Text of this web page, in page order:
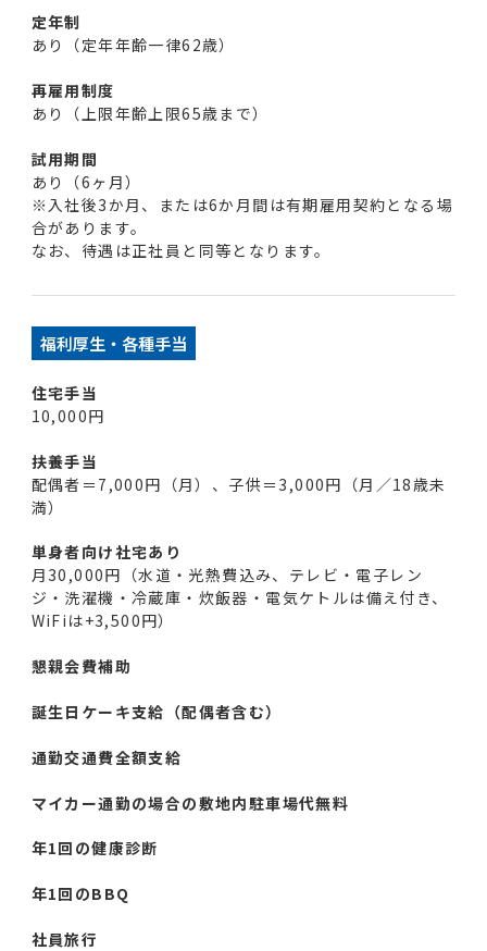
定年制
あり（定年年齢一律62歳）
再雇用制度
あり（上限年齢上限65歳まで）
試用期間
あり（6ヶ月）
※入社後3か月、または6か月間は有期雇用契約となる場
合があります。
なお、待遇は正社員と同等となります。
福利厚生・各種手当
住宅手当
10,000円
扶養手当
配偶者＝7,000円（月）、子供＝3,000円（月／18歳未
満）
単身者向け社宅あり
月30,000円（水道・光熱費込み、テレビ・電子レン
ジ・洗濯機・冷蔵庫・炊飯器・電気ケトルは備え付き、
WiFiは+3,500円）
懇親会費補助
誕生日ケーキ支給（配偶者含む）
通勤交通費全額支給
マイカー通勤の場合の敷地内駐車場代無料
年1回の健康診断
年1回のBBQ
社員旅行